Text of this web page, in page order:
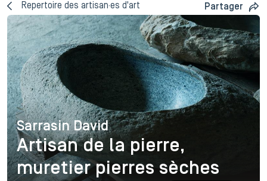
Repertoire des artisan·es d'art Partager
Sarrasin David
Sarrasin David
Artisan de la pierre,
muretier pierres sèches